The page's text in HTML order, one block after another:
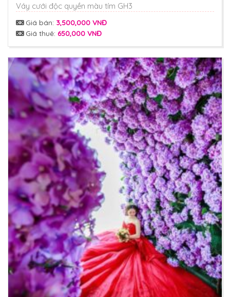
Váy cưới độc quyền màu tím GH3
Giá bán: 3,500,000 VNĐ
Giá thuê: 650,000 VNĐ